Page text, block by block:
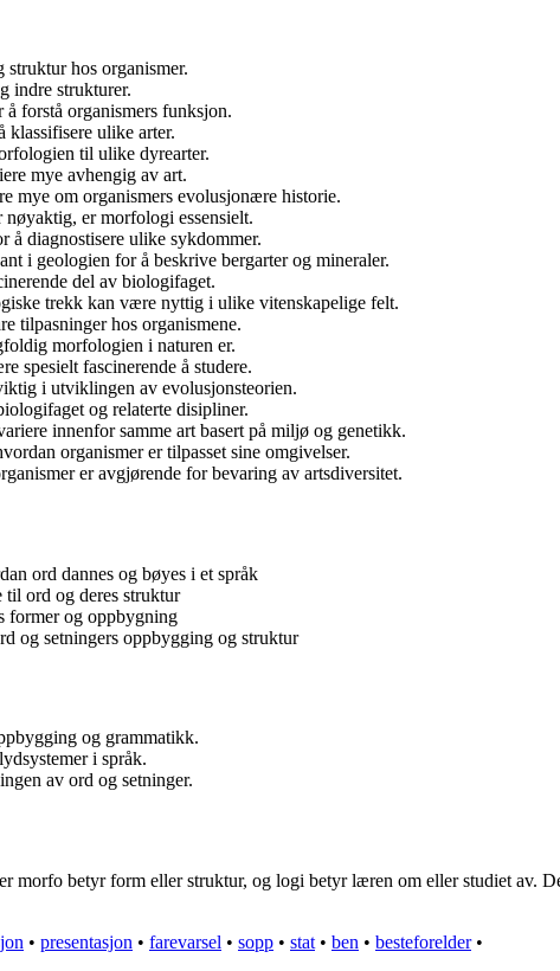
hos organismer.
indre strukturer.
forstå organismers funksjon.
klassifisere ulike arter.
til ulike dyrearter.
mye avhengig av art.
mye om organismers evolusjonære historie.
er morfologi essensielt.
diagnostisere ulike sykdommer.
i geologien for å beskrive bergarter og mineraler.
del av biologifaget.
trekk kan være nyttig i ulike vitenskapelige felt.
tilpasninger hos organismene.
morfologien i naturen er.
spesielt fascinerende å studere.
i utviklingen av evolusjonsteorien.
og relaterte disipliner.
innenfor samme art basert på miljø og genetikk.
organismer er tilpasset sine omgivelser.
er avgjørende for bevaring av artsdiversitet.
ord dannes og bøyes i et språk
til ord og deres struktur
former og oppbygning
og setningers oppbygging og struktur
og grammatikk.
i språk.
av ord og setninger.
morfo betyr form eller struktur, og logi betyr læren om eller studiet av.
• presentasjon • farevarsel • sopp • stat • ben • besteforelder•